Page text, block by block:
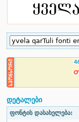
დეტალები
ფონტის დასახელება: